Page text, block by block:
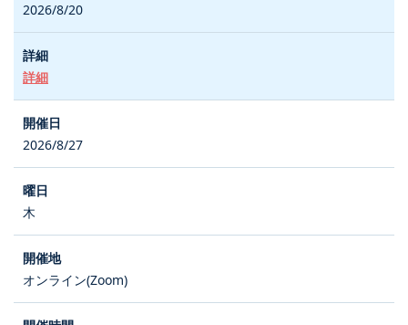
2026/8/20
詳細
2026/8/27
木
オンライン(Zoom)